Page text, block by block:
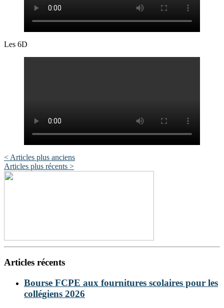
Les 6D
Post
navigation
< Articles plus anciens
Articles plus récents >
Articles récents
Bourse FCPE aux fournitures scolaires pour les
collégiens 2026